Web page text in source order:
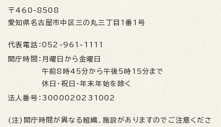
〒460-8508
愛知県名古屋市中区三の丸三丁目1番1号
代表電話： 052-961-1111
開庁時間： 月曜日から金曜日
午前8時45分から午後5時15分まで
休日・祝日・年末年始を除く
法人番号： 3000020231002
(注)開庁時間が異なる組織、施設がありますのでご注意くださ